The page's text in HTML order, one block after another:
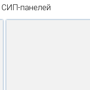
СИП-панелей